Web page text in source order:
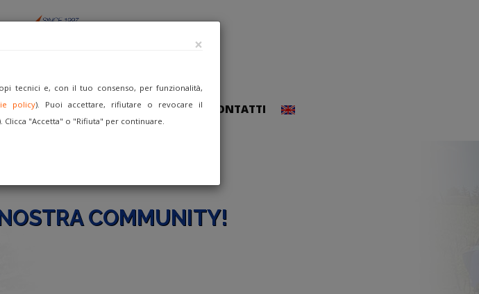
FORUM REGISTRATI ACCEDI CONTATTI
COMMUNITY!
×
tecnici e, con il tuo consenso, per funzionalità,
policy). Puoi accettare, rifiutare o revocare il
Clicca "Accetta" o "Rifiuta" per continuare.